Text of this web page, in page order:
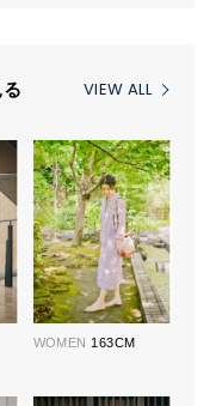
VIEW ALL
WOMEN 163CM